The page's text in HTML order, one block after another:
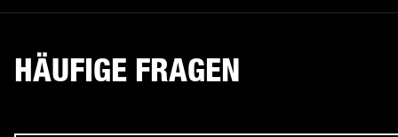
HÄUFIGE FRAGEN